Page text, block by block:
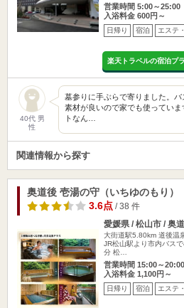
営業時間 5:00～25:00
入浴料金 600円～
日帰り 宿泊 エステ
楽天トラベルの宿泊プ
40代 男
性
墓参りに手ぶらで寄りました。バ
素材が良いので家でも使ってい
トなん…
関連情報から探す
奥道後 壱湯の守（いちゆのもり）
3.6点/ 38 件
愛媛県 / 松山市 / 奥
大街道駅5.80km 道後温
JR松山駅より市内バス
分 松…
営業時間 15:00～20:00
入浴料金 1,100円～
日帰り 宿泊 エステ